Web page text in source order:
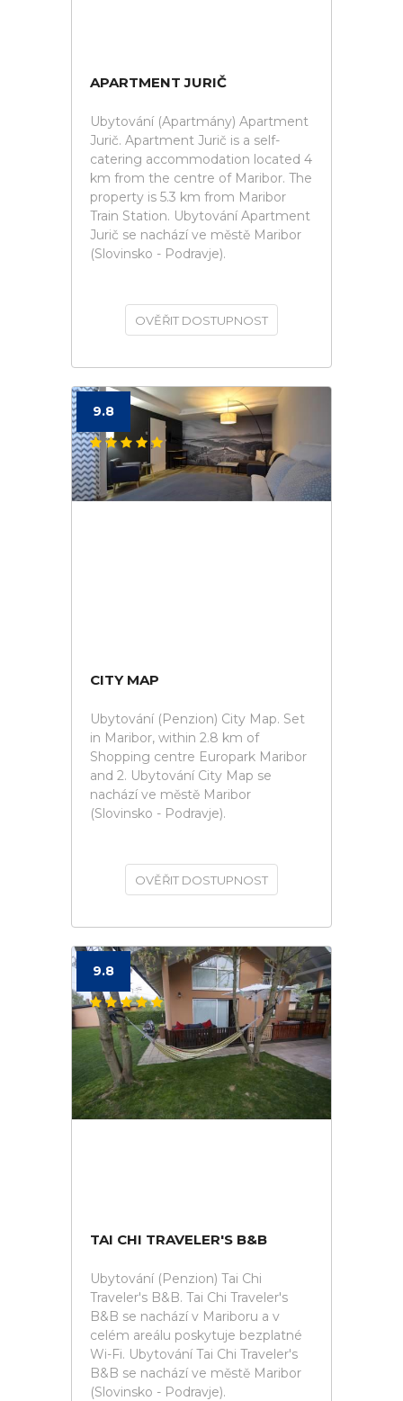
APARTMENT JURIČ
Ubytování (Apartmány) Apartment
Jurič. Apartment Jurič is a self-
catering accommodation located 4
km from the centre of Maribor. The
property is 5.3 km from Maribor
Train Station. Ubytování Apartment
Jurič se nachází ve městě Maribor
(Slovinsko - Podravje).
OVĚŘIT DOSTUPNOST
9.8
CITY MAP
Ubytování (Penzion) City Map. Set
in Maribor, within 2.8 km of
Shopping centre Europark Maribor
and 2. Ubytování City Map se
nachází ve městě Maribor
(Slovinsko - Podravje).
OVĚŘIT DOSTUPNOST
9.8
TAI CHI TRAVELER'S B&B
Ubytování (Penzion) Tai Chi
Traveler's B&B. Tai Chi Traveler's
B&B se nachází v Mariboru a v
celém areálu poskytuje bezplatné
Wi-Fi. Ubytování Tai Chi Traveler's
B&B se nachází ve městě Maribor
(Slovinsko - Podravje).